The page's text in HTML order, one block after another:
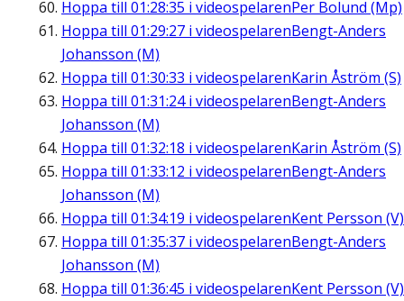
Hoppa till 01:28:35 i videospelarenPer Bolund (Mp)
Hoppa till 01:29:27 i videospelarenBengt-Anders
Johansson (M)
Hoppa till 01:30:33 i videospelarenKarin Åström (S)
Hoppa till 01:31:24i videospelarenBengt-Anders
Johansson (M)
Hoppa till 01:32:18 i videospelarenKarin Åström (S)
Hoppa till 01:33:12 i videospelarenBengt-Anders
Johansson (M)
Hoppa till 01:34:19 i videospelarenKent Persson (V)
Hoppa till 01:35:37 i videospelarenBengt-Anders
Johansson (M)
Hoppa till 01:36:45 i videospelarenKent Persson (V)